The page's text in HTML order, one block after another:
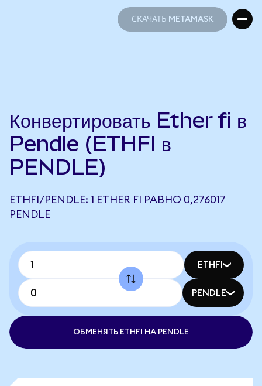
СКАЧАТЬ METAMASK
Конвертировать Ether fi в
Pendle (ETHFI в
PENDLE)
ETHFI/PENDLE: 1 ETHER FI РАВНО 0,276017
PENDLE
ETHFI
PENDLE
ОБМЕНЯТЬ ETHFI НА PENDLE